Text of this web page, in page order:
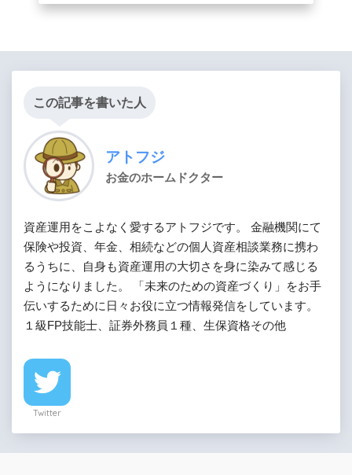
この記事を書いた人
アトフジ
お金のホームドクター
資産運用をこよなく愛するアトフジです。 金融機関にて
保険や投資、年金、相続などの個人資産相談業務に携わ
るうちに、自身も資産運用の大切さを身に染みて感じる
ようになりました。 「未来のための資産づくり」をお手
伝いするために日々お役に立つ情報発信をしています。
１級FP技能士、証券外務員１種、生保資格その他
Twitter